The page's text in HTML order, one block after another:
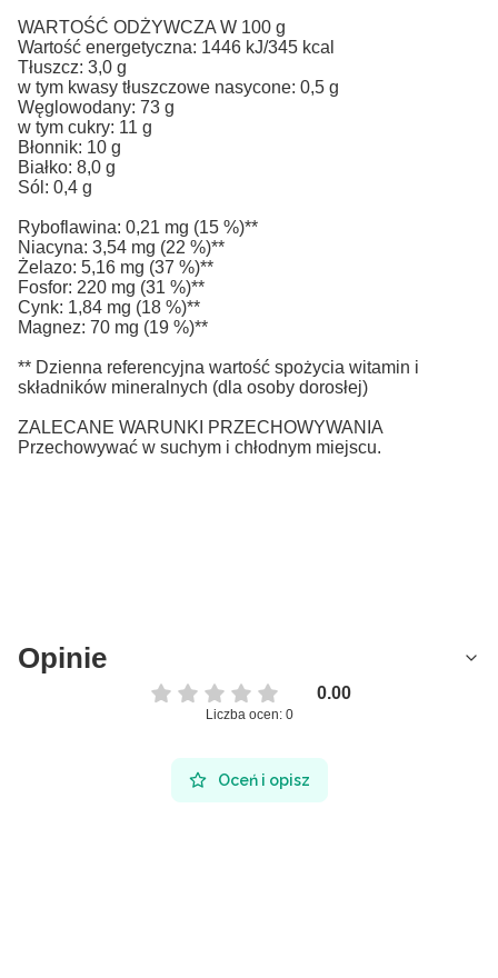
WARTOŚĆ ODŻYWCZA W 100 g
Wartość energetyczna: 1446 kJ/345 kcal
Tłuszcz: 3,0 g
w tym kwasy tłuszczowe nasycone: 0,5 g
Węglowodany: 73 g
w tym cukry: 11 g
Błonnik: 10 g
Białko: 8,0 g
Sól: 0,4 g
Ryboflawina: 0,21 mg (15 %)**
Niacyna: 3,54 mg (22 %)**
Żelazo: 5,16 mg (37 %)**
Fosfor: 220 mg (31 %)**
Cynk: 1,84 mg (18 %)**
Magnez: 70 mg (19 %)**
** Dzienna referencyjna wartość spożycia witamin i
składników mineralnych (dla osoby dorosłej)
ZALECANE WARUNKI PRZECHOWYWANIA
Przechowywać w suchym i chłodnym miejscu.
Opinie
0.00
Liczba ocen: 0
Oceń i opisz